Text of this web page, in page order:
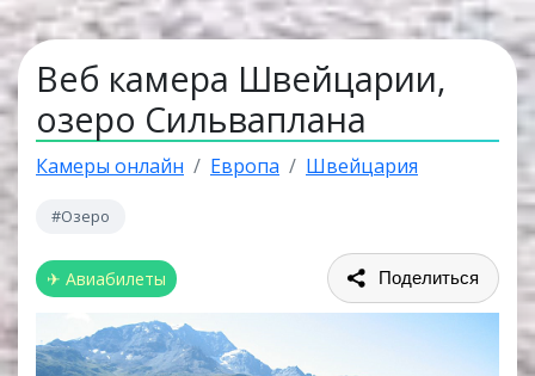
Веб камера Швейцарии,
озеро Сильваплана
Камеры онлайн Европа Швейцария
#Озеро
✈ Авиабилеты Поделиться